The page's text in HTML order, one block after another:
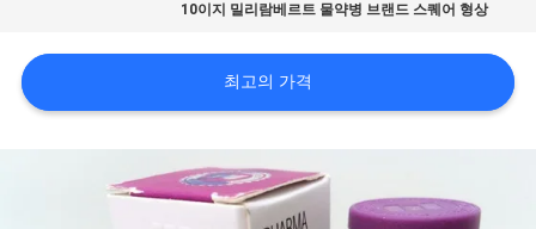
관
리
10이지 밀리람베르트 물약병 브랜드 스퀘어 형상
최고의 가격